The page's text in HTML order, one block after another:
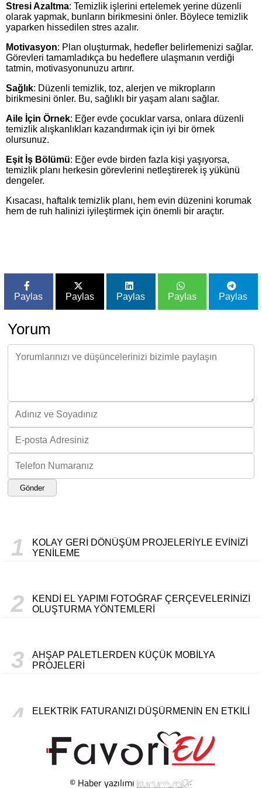
Stresi Azaltma: Temizlik işlerini ertelemek yerine düzenli
olarak yapmak, bunların birikmesini önler. Böylece temizlik
yaparken hissedilen stres azalır.
Motivasyon: Plan oluşturmak, hedefler belirlemenizi sağlar.
Görevleri tamamladıkça bu hedeflere ulaşmanın verdiği
tatmin, motivasyonunuzu artırır.
Sağlık: Düzenli temizlik, toz, alerjen ve mikropların
birikmesini önler. Bu, sağlıklı bir yaşam alanı sağlar.
Aile İçin Örnek: Eğer evde çocuklar varsa, onlara düzenli
temizlik alışkanlıkları kazandırmak için iyi bir örnek
olursunuz.
Eşit İş Bölümü: Eğer evde birden fazla kişi yaşıyorsa,
temizlik planı herkesin görevlerini netleştirerek iş yükünü
dengeler.
Kısacası, haftalık temizlik planı, hem evin düzenini korumak
hem de ruh halinizi iyileştirmek için önemli bir araçtır.
Paylas Paylas Paylas Paylas Paylas
Yorum
Gönder
1
KOLAY GERI DÖNÜŞÜM PROJELERIYLE EVINIZI
YENILEME
2
KENDI EL YAPIMI FOTOĞRAF ÇERÇEVELERINIZI
OLUŞTURMA YÖNTEMLERI
3
AHŞAP PALETLERDEN KÜÇÜK MOBILYA
PROJELERI
4
ELEKTRIK FATURANIZI DÜŞÜRMENIN EN ETKILI
BOŞ KAVANOZLARDAN MODERN MUMLUK VE
SAKLAMA ÜRÜNLERI
© Haber yazılımı